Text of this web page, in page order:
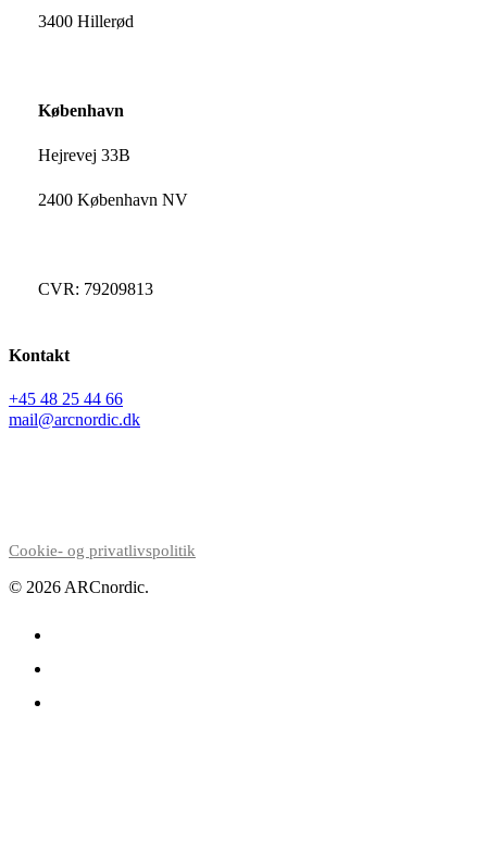
3400 Hillerød
København
Hejrevej 33B
2400 København NV
CVR: 79209813
Kontakt
+45 48 25 44 66
mail@arcnordic.dk
Cookie- og privatlivspolitik
© 2026 ARCnordic.